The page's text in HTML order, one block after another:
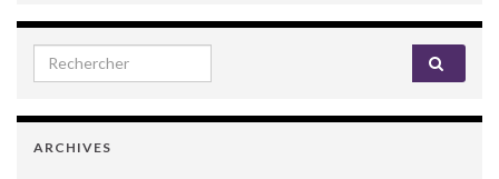
Search for:
ARCHIVES